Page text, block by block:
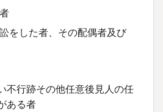
をした者、その配偶者及び
不行跡その他任意後見人の任
ある者